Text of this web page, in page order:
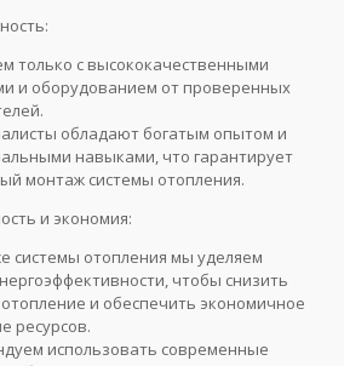
только с высококачественными
и оборудованием от проверенных
обладают богатым опытом и
навыками, что гарантирует
монтаж системы отопления.
и экономия:
системы отопления мы уделяем
чтобы снизить
и обеспечить экономичное
ресурсов.
использовать современные